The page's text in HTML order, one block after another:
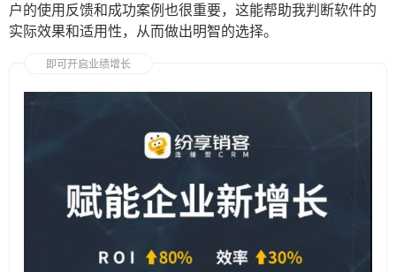
户的使用反馈和成功案例也很重要，这能帮助我判断软件的
实际效果和适用性，从而做出明智的选择。
即可开启业绩增长